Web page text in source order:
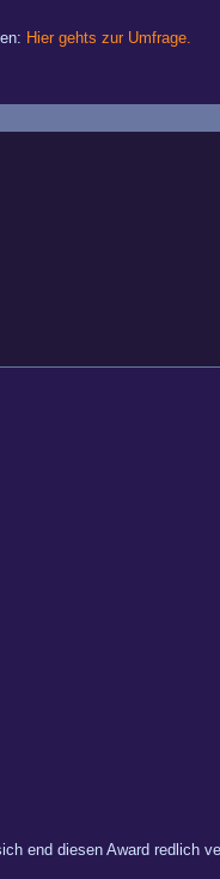
Hier gehts zur Umfrage.
end diesen Award redlich